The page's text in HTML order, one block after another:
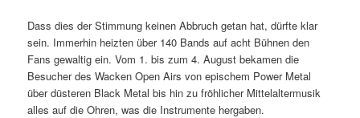
Dass dies der Stimmung keinen Abbruch getan hat, dürfte klar
sein. Immerhin heizten über 140 Bands auf acht Bühnen den
Fans gewaltig ein. Vom 1. bis zum 4. August bekamen die
Besucher des Wacken Open Airs von epischem Power Metal
über düsteren Black Metal bis hin zu fröhlicher Mittelaltermusik
alles auf die Ohren, was die Instrumente hergaben.